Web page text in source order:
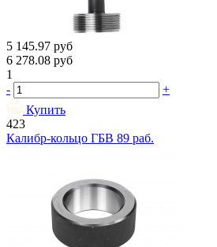
5 145.97 руб
6 278.08 руб
1
-
+
Купить
423
Калибр-кольцо ГБВ 89 раб.